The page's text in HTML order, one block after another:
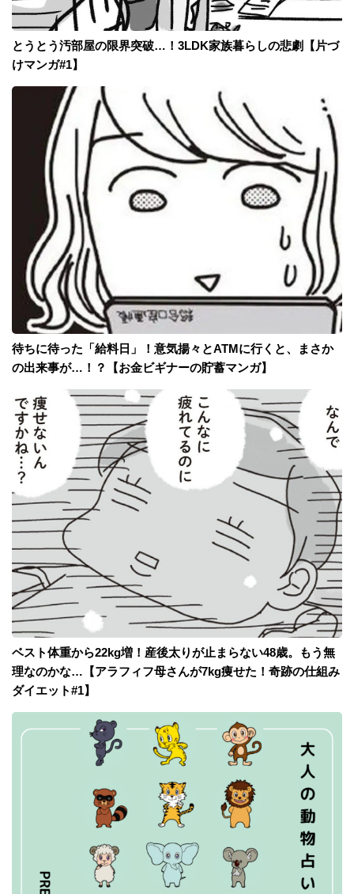
とうとう汚部屋の限界突破…！3LDK家族暮らしの悲劇【片づ
けマンガ#1】
待ちに待った「給料日」！意気揚々とATMに行くと、まさか
の出来事が…！？【お金ビギナーの貯蓄マンガ】
ベスト体重から22kg増！産後太りが止まらない48歳。もう無
理なのかな…【アラフィフ母さんが7kg痩せた！奇跡の仕組み
ダイエット#1】